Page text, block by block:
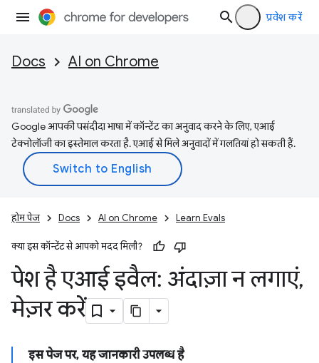
प्रवेश करें
Docs AI on Chrome
Google आपकी पसंदीदा भाषा में कॉन्टेंट का अनुवाद करने के लिए, एआई
टेक्नोलॉजी का इस्तेमाल करता है. एआई से मिले अनुवादों में गलतियां हो सकती हैं.
होम पेज Docs AI on Chrome Learn Evals
क्या इस कॉन्टेंट से आपको मदद मिली?
पेश है एआई इवैल: अंदाज़ा न लगाएं,
मेज़र करें
इस पेज पर, यह जानकारी उपलब्ध है